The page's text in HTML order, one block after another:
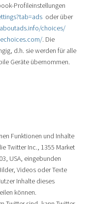
Profileinstellungen
oder über
choices/
. Die
d.h. sie werden für alle
Geräte übernommen.
Funktionen und Inhalte
Twitter Inc., 1355 Market
USA, eingebunden
Videos oder Texte
Inhalte dieses
können.